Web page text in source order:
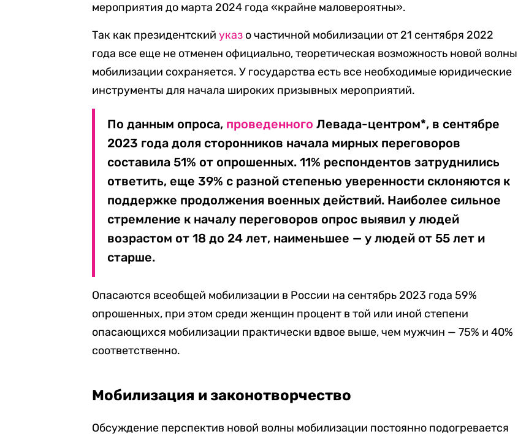
мероприятия до марта 2024 года «крайне маловероятны».
Так как президентский указ о частичной мобилизации от 21 сентября 2022
года все еще не отменен официально, теоретическая возможность новой волны
мобилизации сохраняется. У государства есть все необходимые юридические
инструменты для начала широких призывных мероприятий.
По данным опроса, проведенного Левада-центром*, в сентябре
2023 года доля сторонников начала мирных переговоров
составила 51% от опрошенных. 11% респондентов затруднились
ответить, еще 39% с разной степенью уверенности склоняются к
поддержке продолжения военных действий. Наиболее сильное
стремление к началу переговоров опрос выявил у людей
возрастом от 18 до 24 лет, наименьшее — у людей от 55 лет и
старше.
Опасаются всеобщей мобилизации в России на сентябрь 2023 года 59%
опрошенных, при этом среди женщин процент в той или иной степени
опасающихся мобилизации практически вдвое выше, чем мужчин — 75% и 40%
соответственно.
Мобилизация и законотворчество
Обсуждение перспектив новой волны мобилизации постоянно подогревается